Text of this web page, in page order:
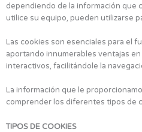
dependiendo de la información que
utilice su equipo, pueden utilizarse
Las cookies son esenciales para el
aportando innumerables ventajas
interactivos, facilitándole la
La información que le
comprender los diferentes tipos de
TIPOS DE COOKIES